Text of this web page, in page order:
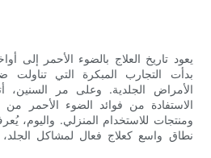
يعود تاريخ العلاج بالضوء الأحمر إلى
بدأت التجارب المبكرة التي
الأمراض الجلدية. وعلى مر السنين،
الاستفادة من فوائد الضوء الأحمر
ومنتجات للاستخدام المنزلي. واليوم،
نطاق واسع كعلاج فعال لمشاكل